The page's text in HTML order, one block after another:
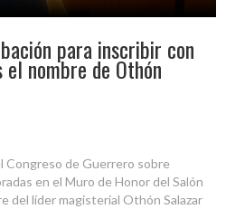
para inscribir con
nombre de Othón
Congreso de Guerrero sobre
en el Muro de Honor del Salón
del líder magisterial Othón Salazar